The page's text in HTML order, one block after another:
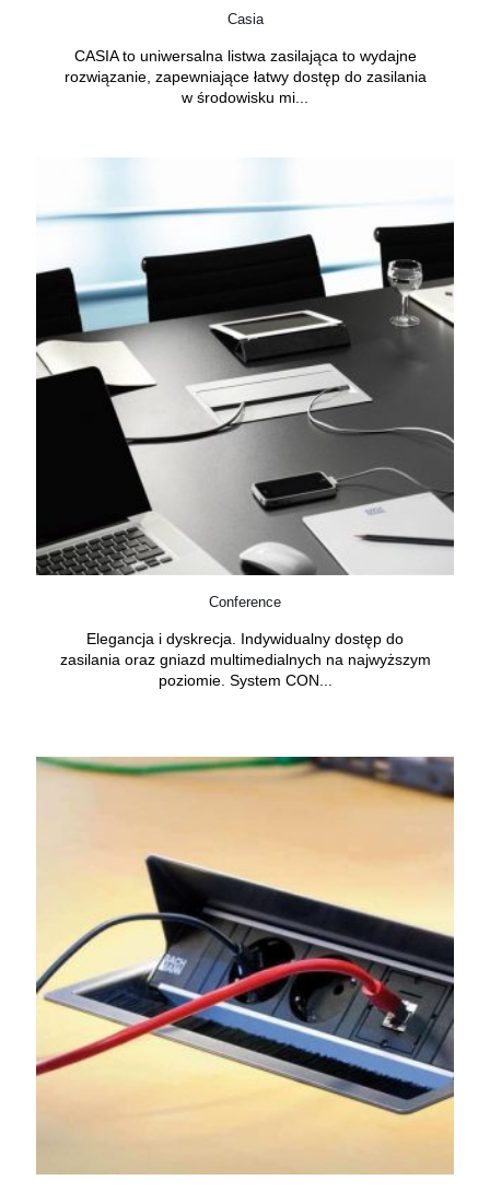
Casia
CASIA to uniwersalna listwa zasilająca to wydajne
rozwiązanie, zapewniające łatwy dostęp do zasilania
w środowisku mi...
Conference
Elegancja i dyskrecja. Indywidualny dostęp do
zasilania oraz gniazd multimedialnych na najwyższym
poziomie. System CON...